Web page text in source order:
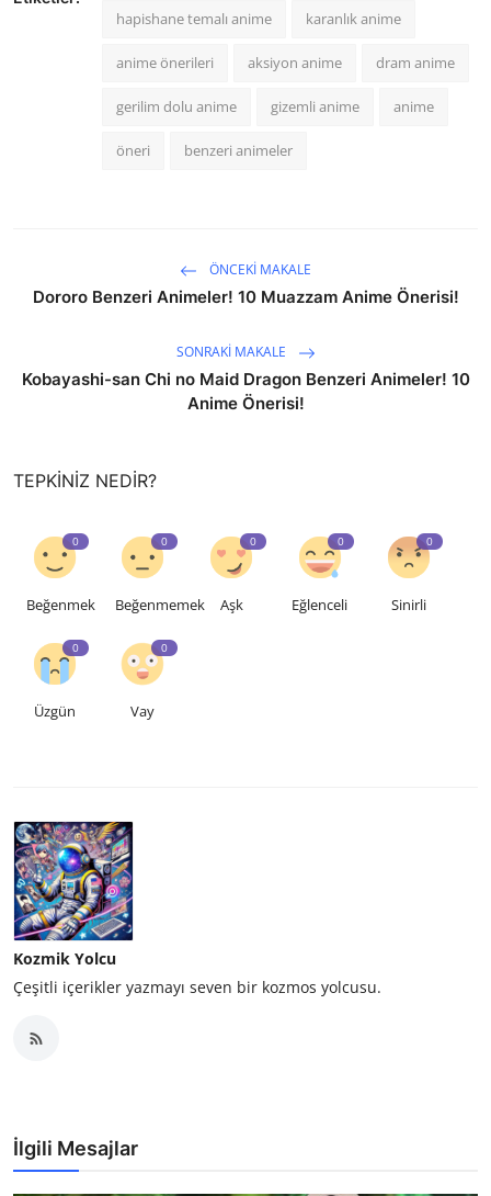
hapishane temalı anime karanlık anime
anime önerileri aksiyon anime dram anime
gerilim dolu anime gizemli anime anime
öneri benzeri animeler
ÖNCEKI MAKALE
Dororo Benzeri Animeler! 10 Muazzam Anime Önerisi!
SONRAKI MAKALE
Kobayashi-san Chi no Maid Dragon Benzeri Animeler! 10
Anime Önerisi!
TEPKINIZ NEDIR?
0
Beğenmek
0
Beğenmemek
0
Aşk
0
Eğlenceli
0
Sinirli
0
Üzgün
0
Vay
Kozmik Yolcu
Çeşitli içerikler yazmayı seven bir kozmos yolcusu.
İlgili Mesajlar